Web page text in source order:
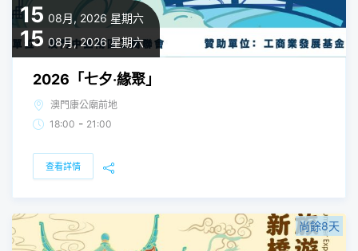
15 08月, 2026 星期六
15 08月, 2026 星期六
2026「七夕‧緣聚」
澳門康公廟前地
18:00 - 21:00
查看詳情
尚餘8天